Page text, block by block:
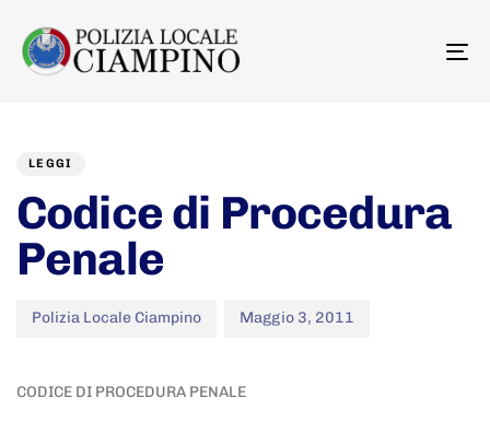
LEGGI
Codice di Procedura
Penale
Polizia Locale Ciampino Maggio 3, 2011
CODICE DI PROCEDURA PENALE